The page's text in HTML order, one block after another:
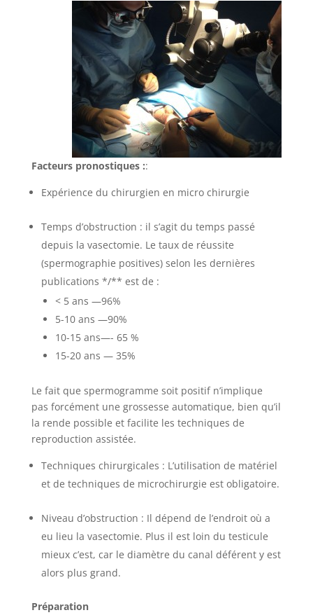
Facteurs pronostiques ::
Expérience du chirurgien en micro chirurgie
Temps d’obstruction : il s’agit du temps passé
depuis la vasectomie. Le taux de réussite
(spermographie positives) selon les dernières
publications */** est de :
< 5 ans —96%
5-10 ans —90%
10-15 ans—- 65 %
15-20 ans — 35%
Le fait que spermogramme soit positif n’implique
pas forcément une grossesse automatique, bien qu’il
la rende possible et facilite les techniques de
reproduction assistée.
Techniques chirurgicales : L’utilisation de matériel
et de techniques de microchirurgie est obligatoire.
Niveau d’obstruction : Il dépend de l’endroit où a
eu lieu la vasectomie. Plus il est loin du testicule
mieux c’est, car le diamètre du canal déférent y est
alors plus grand.
Préparation